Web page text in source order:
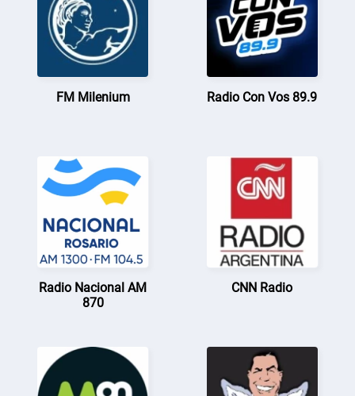
FM Milenium Radio Con Vos 89.9
Radio Nacional AM
870
CNN Radio